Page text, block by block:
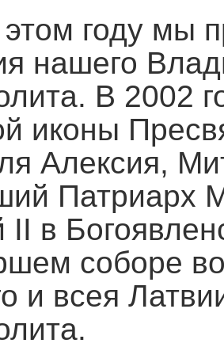
году мы
нашего
В 2002
иконы
Алексия,
Патриарх
II в
соборе
и всея